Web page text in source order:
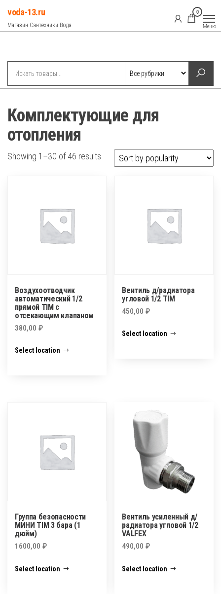
Перейти
содержимому
voda-13.ru
Магазин Сантехники Вода
0
Меню
Комплектующие для
отопления
Showing 1–30 of 46 results
Воздухоотводчик
автоматический 1/2
прямой TIM с
отсекающим клапаном
380,00 ₽
Select location
Вентиль д/радиатора
угловой 1/2 TIM
450,00₽
Select location
Группа безопасности
МИНИ TIM 3 бара (1
дюйм)
1600,00 ₽
Select location
Вентиль усиленный д/
радиатора угловой 1/2
VALFEX
490,00₽
Select location